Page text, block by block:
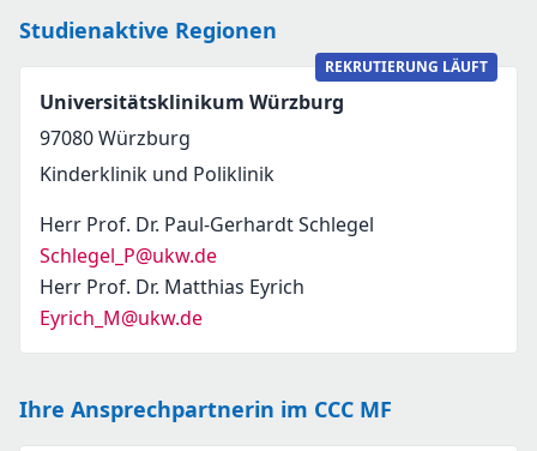
Studienaktive Regionen
REKRUTIERUNG LÄUFT
Universitätsklinikum Würzburg
97080Würzburg
Kinderklinik und Poliklinik
Herr Prof. Dr. Paul-Gerhardt Schlegel
Schlegel_P@ukw.de
Herr Prof. Dr. Matthias Eyrich
Eyrich_M@ukw.de
Ihre Ansprechpartnerin im CCC MF